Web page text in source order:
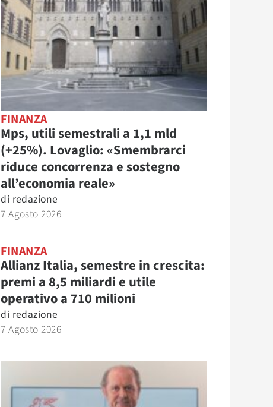
FINANZA
Mps, utili semestrali a 1,1 mld
(+25%). Lovaglio: «Smembrarci
riduce concorrenza e sostegno
all’economia reale»
di redazione
7 Agosto 2026
FINANZA
Allianz Italia, semestre in crescita:
premi a 8,5 miliardi e utile
operativo a 710 milioni
di redazione
7 Agosto 2026